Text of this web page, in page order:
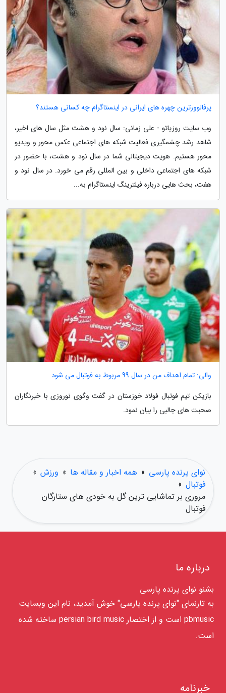
پرفالوورترین چهره های ایرانی در اینستاگرام چه کسانی هستند؟
وب سایت روزیاتو - علی زمانی: سال نود و هشت مثل سال های اخیر،
شاهد رشد چشمگیری فعالیت شبکه های اجتماعی عکس محور و ویدیو
محور هستیم. هویت دیجیتالی شما در سال نود و هشت، با حضور در
شبکه های اجتماعی داخلی و بین المللی رقم می خورد. در سال نود و
هفت، بحث هایی درباره فیلترینگ اینستاگرام به...
والی: تمام اهداف من در سال 99 مربوط به فوتبال می شود
بازیکن تیم فوتبال فولاد خوزستان در گفت وگوی نوروزی با خبرنگاران
صحبت های جالبی را بیان نمود.
نوای پرنده پارسی » همه اخبار و مقاله ها » ورزش »
فوتبال »
مروری بر تماشایی ترین گل به خودی های ستارگان
فوتبال
درباره ما
بشنو نوای پرنده پارسی
به تارنمای "نوای پرنده پارسی" خوش آمدید، نام این وبسایت
pbmusic است و از اختصار persian bird music ساخته شده
است.
خبرنامه